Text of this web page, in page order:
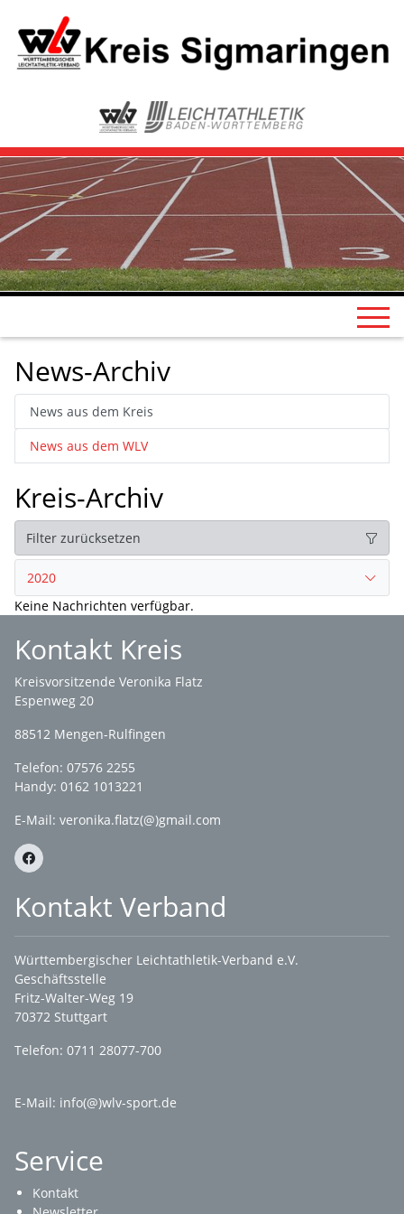
News-Archiv
News aus dem Kreis
News aus dem WLV
Kreis-Archiv
Filter zurücksetzen
2020
Keine Nachrichten verfügbar.
Kontakt Kreis
Kreisvorsitzende Veronika Flatz
Espenweg 20
88512 Mengen-Rulfingen
Telefon: 07576 2255
Handy: 0162 1013221
E-Mail: veronika.flatz(@)gmail.com
Kontakt Verband
Württembergischer Leichtathletik-Verband e.V.
Geschäftsstelle
Fritz-Walter-Weg 19
70372 Stuttgart
Telefon: 0711 28077-700
E-Mail: info(@)wlv-sport.de
Service
Kontakt